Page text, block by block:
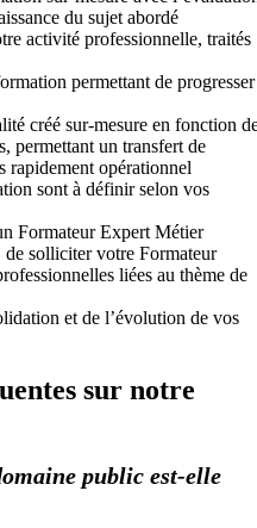
du sujet abordé
activité professionnelle, traités
permettant de progresser
créé sur-mesure en fonction
permettant un transfert de
rapidement opérationnel
sont à définir selon vos
Formateur Expert Métier
solliciter votre Formateur
liées au thème de
et de l’évolution de vos
sur notre
public est-elle